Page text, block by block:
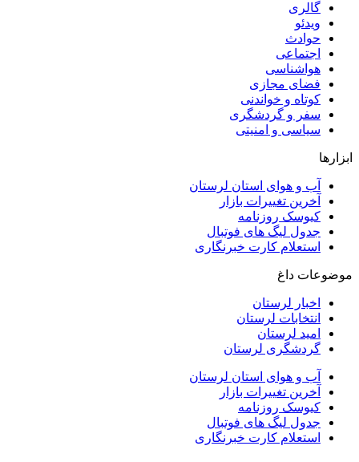
گالری
ویدئو
حوادث
اجتماعی
هواشناسی
فضای مجازی
کوتاه و خواندنی
سفر و گردشگری
سیاسی و امنیتی
ابزارها
آب و هوای استان لرستان
آخرین تغییرات بازار
کیوسک روزنامه
جدول لیگ های فوتبال
استعلام کارت خبرنگاری
موضوعات داغ
اخبار لرستان
انتخابات لرستان
امید لرستان
گردشگری لرستان
آب و هوای استان لرستان
آخرین تغییرات بازار
کیوسک روزنامه
جدول لیگ های فوتبال
استعلام کارت خبرنگاری